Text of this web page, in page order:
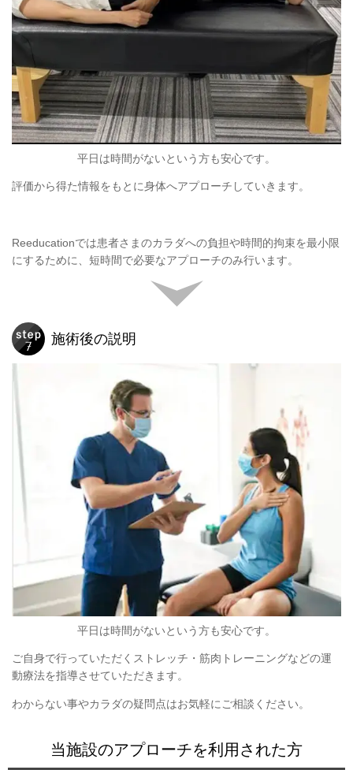
平日は時間がないという方も安心です。
評価から得た情報をもとに身体へアプローチしていきます。
Reeducationでは患者さまのカラダへの負担や時間的拘束を最小限
にするために、短時間で必要なアプローチのみ行います。
施術後の説明
平日は時間がないという方も安心です。
ご自身で行っていただくストレッチ・筋肉トレーニングなどの運
動療法を指導させていただきます。
わからない事やカラダの疑問点はお気軽にご相談ください。
当施設のアプローチを利用された方